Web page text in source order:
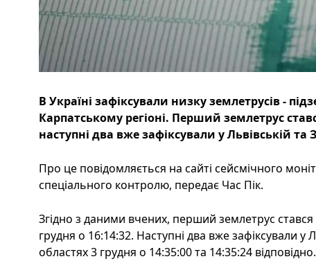
В Україні зафіксували низку землетрусів -
Карпатському регіоні. Перший землетрус
наступні два вже зафіксували у Львівській та
Про це повідомляється на сайті сейсмічного
спеціального контролю, передає Час Пік.
Згідно з даними вчених, перший землетрус стався
грудня о 16:14:32. Наступні два вже зафіксували у
областях 3 грудня о 14:35:00 та 14:35:24 відповідно.